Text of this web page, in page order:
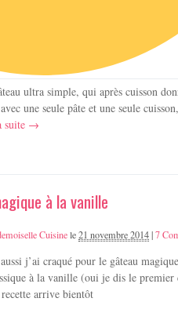
ultra simple, qui après cuisson
une seule pâte et une seule
suite →
à la vanille
Cuisinele21 novembre 2014|7
j’ai craqué pour le gâteau
à la vanille (oui je dis le
arrive bientôt